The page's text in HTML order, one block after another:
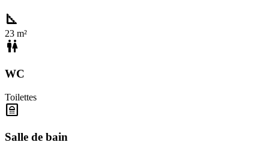
square_foot
23 m²
wc
WC
Toilettes
bathroom
Salle de bain